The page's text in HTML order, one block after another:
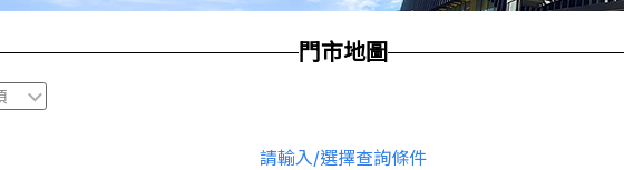
門市地圖
請輸入/選擇查詢條件